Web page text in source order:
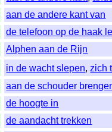
aan de andere kant van
de telefoon op de haak
Alphen aan de Rijn
in de wacht slepen,zich
aan de schouder
de hoogte in
de aandacht trekken